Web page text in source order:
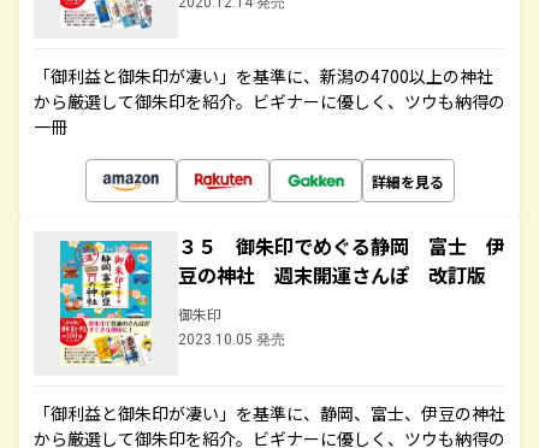
「御利益と御朱印が凄い」を基準に、新潟の4700以上の神社
から厳選して御朱印を紹介。ビギナーに優しく、ツウも納得の
一冊
詳細を見る
３５ 御朱印でめぐる静岡 富士 伊
豆の神社 週末開運さんぽ 改訂版
御朱印
2023.10.05 発売
「御利益と御朱印が凄い」を基準に、静岡、富士、伊豆の神社
から厳選して御朱印を紹介。ビギナーに優しく、ツウも納得の